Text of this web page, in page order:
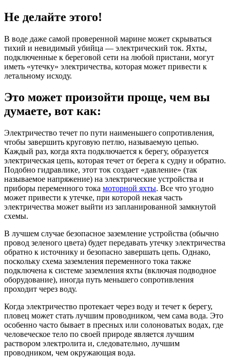
Не делайте этого!
В воде даже самой проверенной марине может скрываться
тихий и невидимый убийца — электрический ток. Яхты,
подключенные к береговой сети на любой пристани, могут
иметь «утечку» электричества, которая может привести к
летальному исходу.
Это может произойти проще, чем вы
думаете, вот как:
Электричество течет по пути наименьшего сопротивления,
чтобы завершить круговую петлю, называемую цепью.
Каждый раз, когда яхта подключается к берегу, образуется
электрическая цепь, которая течет от берега к судну и обратно.
Подобно гидравлике, этот ток создает «давление» (так
называемое напряжение) на электрические устройства и
приборы переменного тока моторной яхты. Все что угодно
может привести к утечке, при которой некая часть
электричества может выйти из запланированной замкнутой
схемы.
В лучшем случае безопасное заземление устройства (обычно
провод зеленого цвета) будет передавать утечку электричества
обратно к источнику и безопасно завершать цепь. Однако,
поскольку схема заземления переменного тока также
подключена к системе заземления яхты (включая подводное
оборудование), иногда путь меньшего сопротивления
проходит через воду.
Когда электричество протекает через воду и течет к берегу,
пловец может стать лучшим проводником, чем сама вода. Это
особенно часто бывает в пресных или солоноватых водах, где
человеческое тело по своей природе является лучшим
раствором электролита и, следовательно, лучшим
проводником, чем окружающая вода.